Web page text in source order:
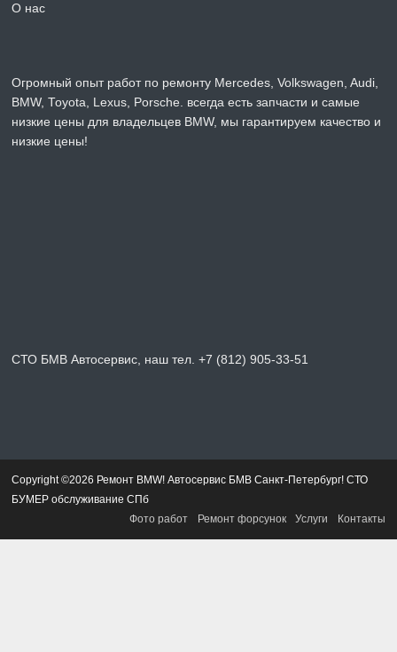
О нас
Огромный опыт работ по ремонту Mercedes, Volkswagen, Audi,
BMW, Toyota, Lexus, Porsche. всегда есть запчасти и самые
низкие цены для владельцев BMW, мы гарантируем качество и
низкие цены!
СТО БМВ Автосервис, наш тел. +7 (812) 905-33-51
Copyright ©2026 Ремонт BMW! Автосервис БМВ Санкт-Петербург! СТО
БУМЕР обслуживание СПб
Фото работ
Ремонт форсунок Услуги Контакты